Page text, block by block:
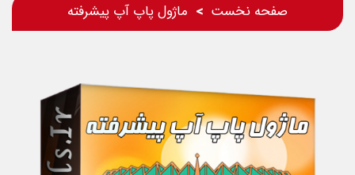
صفحه نخست ماژول پاپ آپ پیشرفته